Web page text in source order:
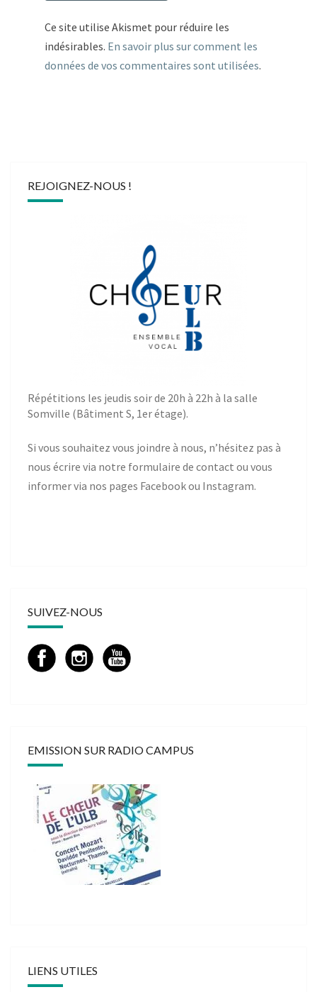
Ce site utilise Akismet pour réduire les
indésirables. En savoir plus sur comment les
données de vos commentaires sont utilisées.
REJOIGNEZ-NOUS !
Répétitions les jeudis soir de 20h à 22h à la salle
Somville (Bâtiment S, 1er étage).
Si vous souhaitez vous joindre à nous, n’hésitez pas à
nous écrire via notre formulaire de contact ou vous
informer via nos pages Facebookou Instagram.
SUIVEZ-NOUS
EMISSION SUR RADIO CAMPUS
LIENS UTILES